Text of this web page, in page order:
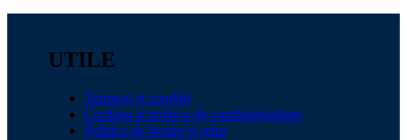
UTILE
Termeni și condiții
Cookies si politica de confidențialitate
Politica de livrare și retur